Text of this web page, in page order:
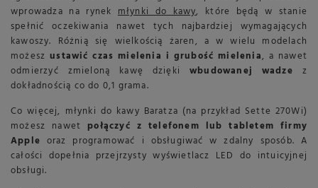
wprowadza na rynek młynki do kawy, które będą w stanie
spełnić oczekiwania nawet tych najbardziej wymagających
kawoszy. Różnią się wielkością żaren, a w wielu modelach
możeszustawić czas mielenia i grubość mielenia, a nawet
odmierzyć zmieloną kawę dzięki wbudowanej wadze z
dokładnością co do 0,1 grama.
Co więcej, młynki do kawy Baratza (na przykład Sette 270Wi)
możesz nawet połączyć z telefonem lub tabletem firmy
Apple oraz programować i obsługiwać w zdalny sposób. A
całości dopełnia przejrzysty wyświetlacz LED do intuicyjnej
obsługi.